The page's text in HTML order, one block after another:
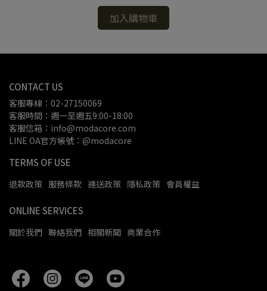
加入購物車
CONTACT US
客服專線：02-27150069
客服時間：週一至週五9:00-18:00
客服信箱：info@modacore.com
LINE OA官方帳號：@modacore
TERMS OF USE
退款政策 服務條款 運送政策 隱私政策 會員權益
ONLINE SERVICES
關於我們 聯絡我們 相關新聞 商業合作